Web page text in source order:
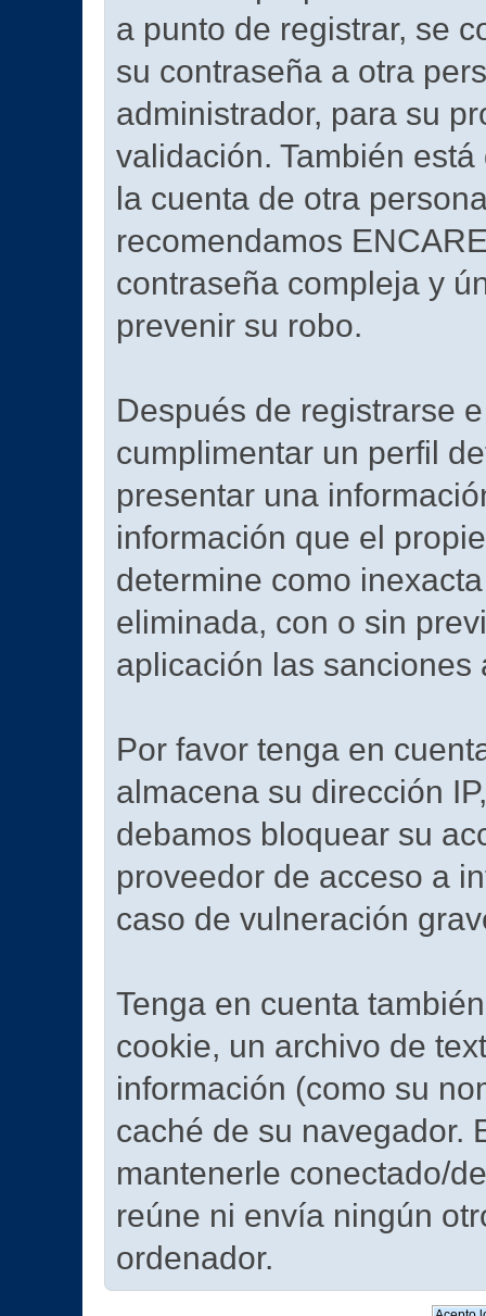
a punto de registrar, se
su contraseña a otra
administrador, para su
validación. También
la cuenta de otra
recomendamos
contraseña compleja y
prevenir su robo.
Después de registrarse
cumplimentar un perfil
presentar una
información que el
determine como
eliminada, con o sin
aplicación las sanciones
Por favor tenga en
almacena su dirección
debamos bloquear su
proveedor de acceso a
caso de vulneración
Tenga en cuenta
cookie, un archivo de
información (como su
caché de su navegador.
mantenerle conectado/
reúne ni envía ningún
ordenador.